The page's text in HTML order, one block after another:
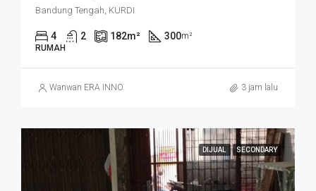
Bandung Tengah, KURDI
4 2 182m² 300m²
RUMAH
Wanwan ERA INNO 3 jam lalu
DIJUAL SECONDARY